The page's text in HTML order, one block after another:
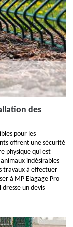
des
pour les
offrent une sécurité
physique qui est
indésirables
travaux à effectuer
à MP Elagage Pro
un devis